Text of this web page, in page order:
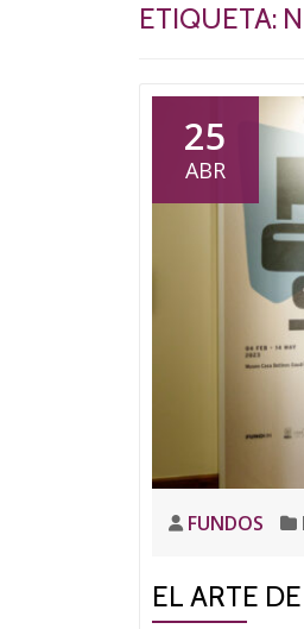
ETIQUETA:
25
ABR
FUNDOS
EL ARTE